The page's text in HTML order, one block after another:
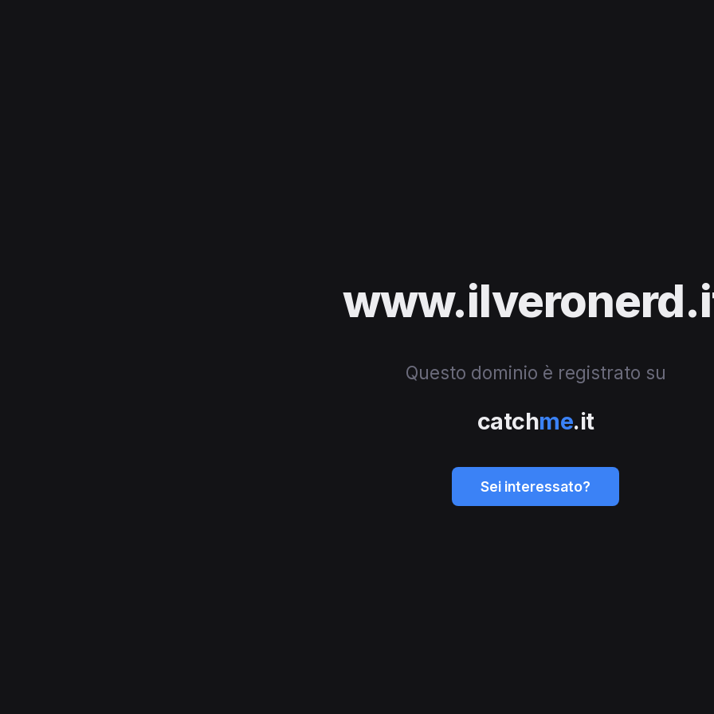
Questo dominio è registrato su
catchme.it
Sei interessato?